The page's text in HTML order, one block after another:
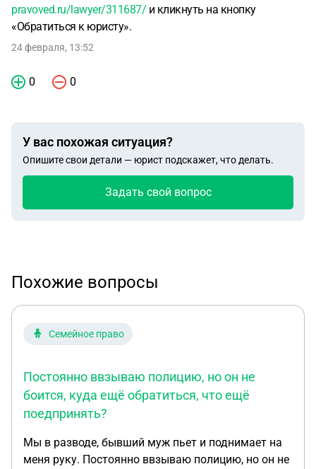
pravoved.ru/lawyer/311687/ и кликнуть на кнопку
«Обратиться к юристу».
24 февраля, 13:52
0 0
У вас похожая ситуация?
Опишите свои детали — юрист подскажет, что делать.
Задать свой вопрос
Похожие вопросы
Семейное право
Постоянно ввзываю полицию, но он не
боится, куда ещё обратиться, что ещё
поедпринять?
Мы в разводе, бывший муж пьет и поднимает на
меня руку. Постоянно ввзываю полицию, но он не